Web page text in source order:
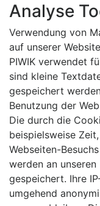
Analyse
Verwendung von
auf unserer
PIWIK verwendet
sind kleine
gespeichert
Benutzung der
Die durch die
beispielsweise
Webseiten-
werden an
gespeichert. Ihre
umge­hend